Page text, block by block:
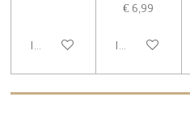
In winkelwagen
€ 6,99
In winkelwagen